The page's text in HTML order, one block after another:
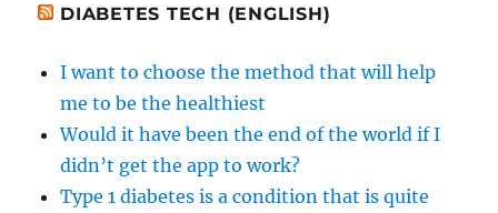
DIABETES TECH (ENGLISH)
I want to choose the method that will help
me to be the healthiest
Would it have been the end of the world if I
didn’t get the app to work?
Type 1 diabetes is a condition that is quite